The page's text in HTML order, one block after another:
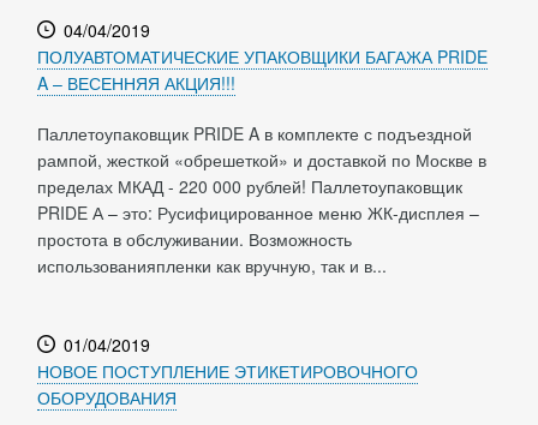
04/04/2019
ПОЛУАВТОМАТИЧЕСКИЕ УПАКОВЩИКИ БАГАЖА PRIDE
A – ВЕСЕННЯЯ АКЦИЯ!!!
Паллетоупаковщик PRIDE A в комплекте с подъездной
рампой, жесткой «обрешеткой» и доставкой по Москве в
пределах МКАД - 220 000 рублей! Паллетоупаковщик
PRIDE А – это: Русифицированное меню ЖК-дисплея –
простота в обслуживании. Возможность
использованияпленки как вручную, так и в...
01/04/2019
НОВОЕ ПОСТУПЛЕНИЕ ЭТИКЕТИРОВОЧНОГО
ОБОРУДОВАНИЯ